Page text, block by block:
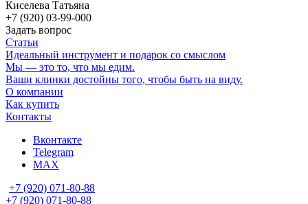
Киселева Татьяна
+7 (920) 03-99-000
Задать вопрос
Статьи
Идеальный инструмент и подарок со смыслом
Мы — это то, что мы едим.
Ваши клинки достойны того, чтобы быть на виду.
О компании
Как купить
Контакты
Вконтакте
Telegram
MAX
+7 (920) 071-80-88
+7 (920) 071-80-88